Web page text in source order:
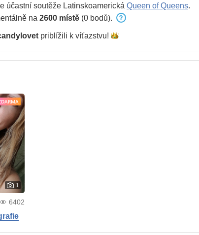
účastní soutěže Latinskoamerická Queen of Queens.
na 2600 místě (0 bodů).
priblížili k víťazstvu!
1
6402